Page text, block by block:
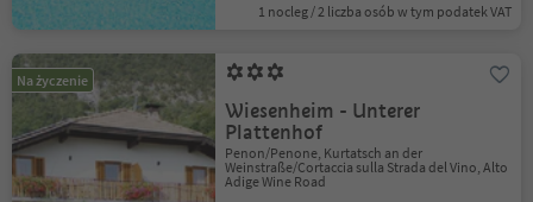
1 nocleg / 2 liczba osób w tym podatek VAT
Na życzenie
Wiesenheim - Unterer
Plattenhof
Penon/Penone, Kurtatsch an der
Weinstraße/Cortaccia sulla Strada del Vino, Alto
Adige Wine Road